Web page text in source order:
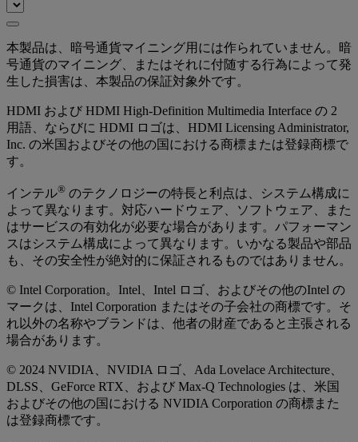
本製品は、暗号通貨マイニング用には作られていません。暗
号通貨のマイニング、またはそれに付随する行為によって発
生した損害は、本製品の保証対象外です。
HDMI および HDMI High-Definition Multimedia Interface の 2
用語、ならびに HDMI ロゴは、HDMI Licensing Administrator,
Inc. の米国およびその他の国における商標または登録商標で
す。
インテル® のテクノロジーの特長と利点は、システム構成に
よって異なります。対応ハードウェア、ソフトウェア、また
はサービスの有効化が必要な場合があります。パフォーマン
スはシステム構成によって異なります。いかなる製品や部品
も、その安全性が絶対的に保証されるものではありません。
© Intel Corporation。Intel、Intel ロゴ、およびその他のIntel の
マークは、Intel Corporation またはその子会社の商標です。そ
れ以外の名称やブランドは、他者の財産であると主張される
場合があります。
© 2024 NVIDIA、NVIDIA ロゴ、Ada Lovelace Architecture、
DLSS、GeForce RTX、および Max-Q Technologies は、米国
およびその他の国における NVIDIA Corporation の商標また
は登録商標です。